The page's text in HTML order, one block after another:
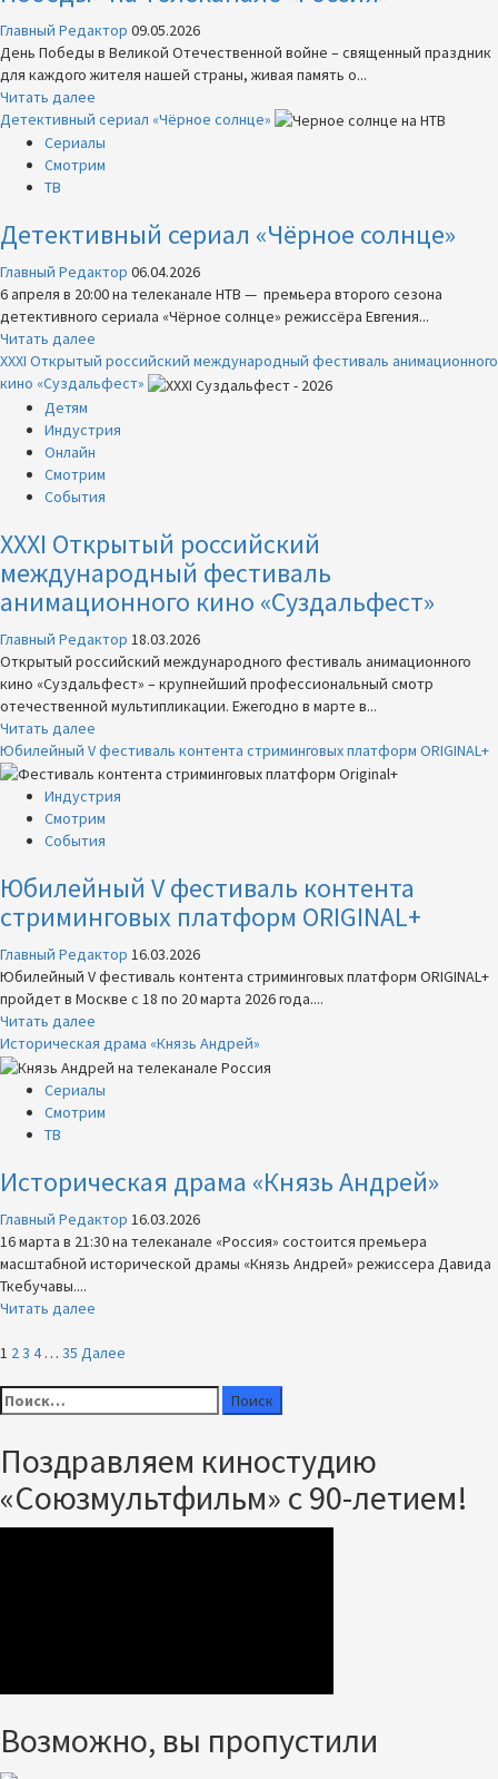
Главный Редактор 09.05.2026
День Победы в Великой Отечественной войне – священный праздник
для каждого жителя нашей страны, живая память о...
Читать далее
больше
о
Праздничный
Победы»
телеканале
«Россия»
Детективный сериал «Чёрное солнце»
Сериалы
Смотрим
ТВ
Детективный сериал «Чёрное солнце»
Главный Редактор 06.04.2026
6 апреля в 20:00 на телеканале НТВ — премьера второго сезона
детективного сериала «Чёрное солнце» режиссёра Евгения...
Читать далее
больше
о
сериал
солнце»
XXXI Открытый российский международный фестиваль анимационного
кино «Суздальфест»
Детям
Индустрия
Онлайн
Смотрим
События
XXXI Открытый российский
международный фестиваль
анимационного кино «Суздальфест»
Главный Редактор 18.03.2026
Открытый российский международного фестиваль анимационного
кино «Суздальфест» – крупнейший профессиональный смотр
отечественной мультипликации. Ежегодно в марте в...
Читать далее
больше
о
XXXI
Открытый
российский
фестиваль
анимационного
кино
«Суздальфест»
Юбилейный V фестиваль контента стриминговых платформ ORIGINAL+
Индустрия
Смотрим
События
Юбилейный V фестиваль контента
стриминговых платформ ORIGINAL+
Главный Редактор 16.03.2026
Юбилейный V фестиваль контента стриминговых платформ ORIGINAL+
пройдет в Москве с 18 по 20 марта 2026 года....
Читать далее
больше
о
Юбилейный
V
стриминговых
ORIGINAL+
Историческая драма «Князь Андрей»
Сериалы
Смотрим
ТВ
Историческая драма «Князь Андрей»
Главный Редактор 16.03.2026
16 марта в 21:30 на телеканале «Россия» состоится премьера
масштабной исторической драмы «Князь Андрей» режиссера Давида
Ткебучавы....
Читать далее
о
«Князь
Пагинация
записей
1 23 4 … 35 Далее
Найти:
Поздравляем киностудию
«Союзмультфильм» с 90-летием!
Возможно, вы пропустили